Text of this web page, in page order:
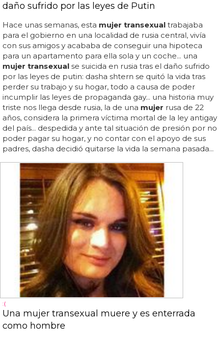
daño sufrido por las leyes de Putin
Hace unas semanas, esta mujer transexual trabajaba
para el gobierno en una localidad de rusia central, vivía
con sus amigos y acababa de conseguir una hipoteca
para un apartamento para ella sola y un coche... una
mujer transexual se suicida en rusia tras el daño sufrido
por las leyes de putin: dasha shtern se quitó la vida tras
perder su trabajo y su hogar, todo a causa de poder
incumplir las leyes de propaganda gay... una historia muy
triste nos llega desde rusia, la de una mujer rusa de 22
años, considera la primera víctima mortal de la ley antigay
del país... despedida y ante tal situación de presión por no
poder pagar su hogar, y no contar con el apoyo de sus
padres, dasha decidió quitarse la vida la semana pasada...
:(
Una mujer transexual muere y es enterrada
como hombre